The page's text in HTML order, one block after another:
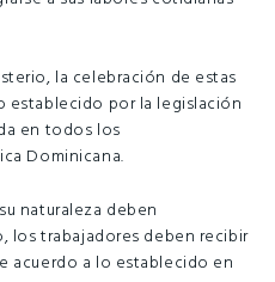
la celebración de estas
por la legislación
en todos los
Dominicana.
naturaleza deben
los trabajadores deben recibir
acuerdo a lo establecido en